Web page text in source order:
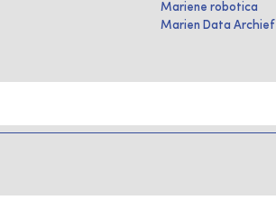
Mariene robotica
Marien Data Archief